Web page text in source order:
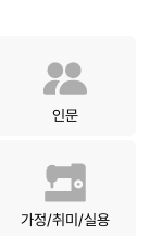
인문
가정/취미/실용